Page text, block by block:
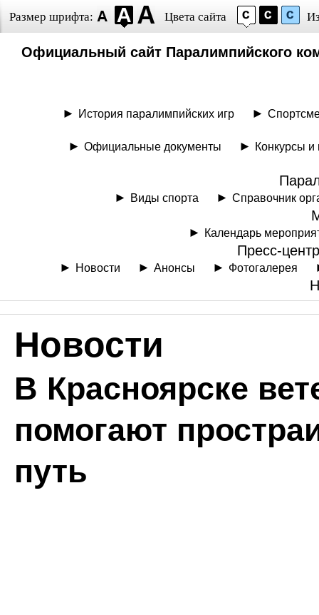
Размер шрифта: Цвета сайта
Официальный сайт Паралимпийского
История паралимпийских игр
Официальные документы Конкурсы
Виды спорта Справочник
Календарь
Пресс-центр
Новости Анонсы Фотогалерея
Новости
В Красноярске
помогают
путь